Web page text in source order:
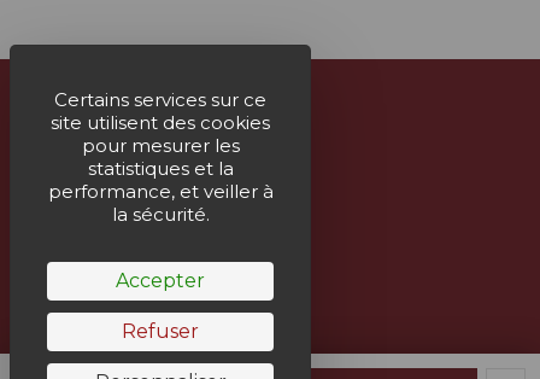
Certains services sur ce
site utilisent des cookies
pour mesurer les
statistiques et la
performance, et veiller à
la sécurité.
Accepter
Refuser
À propos
Nous contacter
Bulletin